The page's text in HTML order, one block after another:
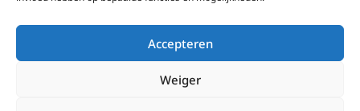
Accepteren
Weiger